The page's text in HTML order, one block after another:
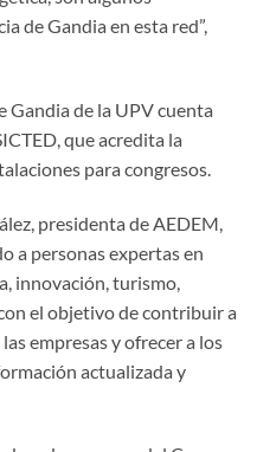
de Gandia en esta red”,
Gandia de la UPV cuenta
que acredita la
para congresos.
presidenta de AEDEM,
a personas expertas en
innovación, turismo,
el objetivo de contribuir a
empresas y ofrecer a los
actualizada y